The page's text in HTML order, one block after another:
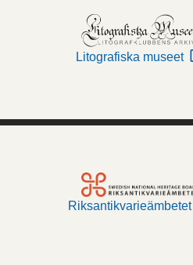
Litografiska museet
Riksantikvarieämbetet